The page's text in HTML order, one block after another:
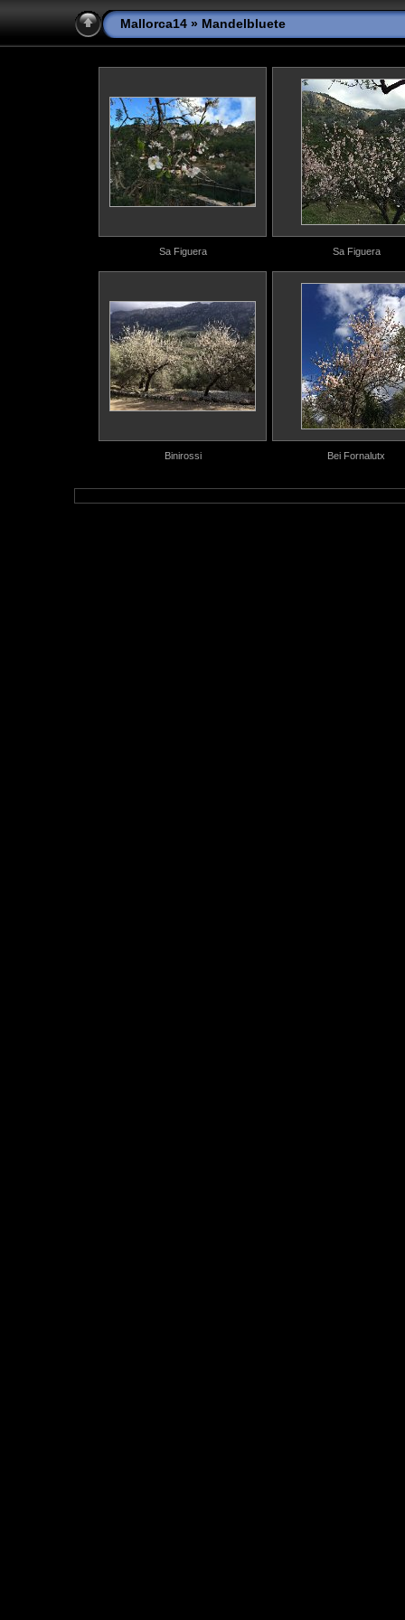
Mallorca14 » Mandelbluete
Sa Figuera Sa Figuera
Binirossi Bei Fornalutx